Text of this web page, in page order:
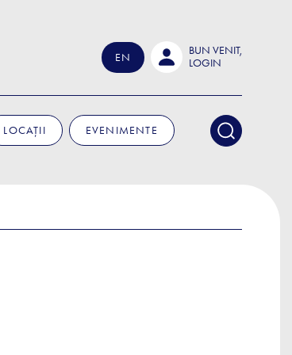
EN
BUN VENIT,
LOGIN
LOCAȚII EVENIMENTE